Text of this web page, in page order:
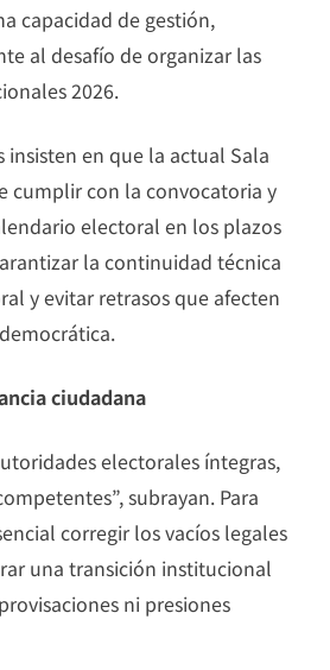
capacidad de gestión,
al desafío de organizar las
2026.
insisten en que la actual Sala
cumplir con la convocatoria y
electoral en los plazos
la continuidad técnica
y evitar retrasos que afecten
ciudadana
electorales íntegras,
subrayan. Para
corregir los vacíos legales
una transición institucional
ni presiones